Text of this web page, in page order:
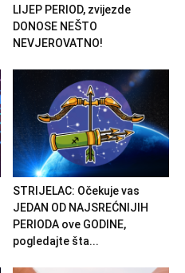
LIJEP PERIOD, zvijezde
DONOSE NEŠTO
NEVJEROVATNO!
STRIJELAC: Očekuje vas
JEDAN OD NAJSREĆNIJIH
PERIODA ove GODINE,
pogledajte šta...